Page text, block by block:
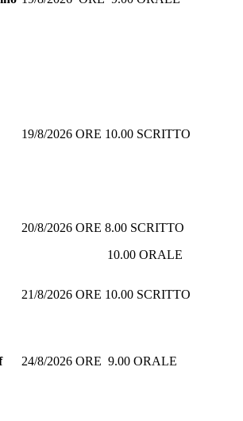
19/8/2026 ORE 10.00 SCRITTO
20/8/2026 ORE 8.00 SCRITTO
10.00 ORALE
21/8/2026 ORE 10.00 SCRITTO
24/8/2026 ORE 9.00 ORALE